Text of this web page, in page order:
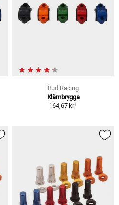
Bud Racing
Klämbrygga
164,67 kr1